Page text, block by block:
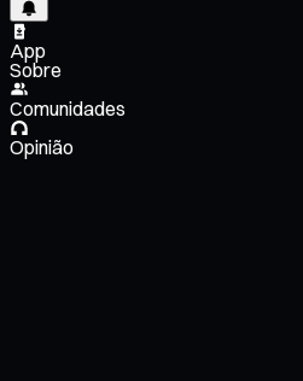
App
Sobre
Comunidades
Opinião